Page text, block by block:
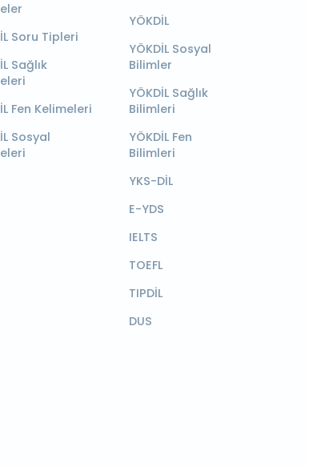
Soru Tipleri
Sağlık
Fen Kelimeleri
Sosyal
YÖKDİL
YÖKDİL Sosyal
Bilimler
YÖKDİL Sağlık
Bilimleri
YÖKDİL Fen
Bilimleri
YKS-DİL
E-YDS
IELTS
TOEFL
TIPDİL
DUS